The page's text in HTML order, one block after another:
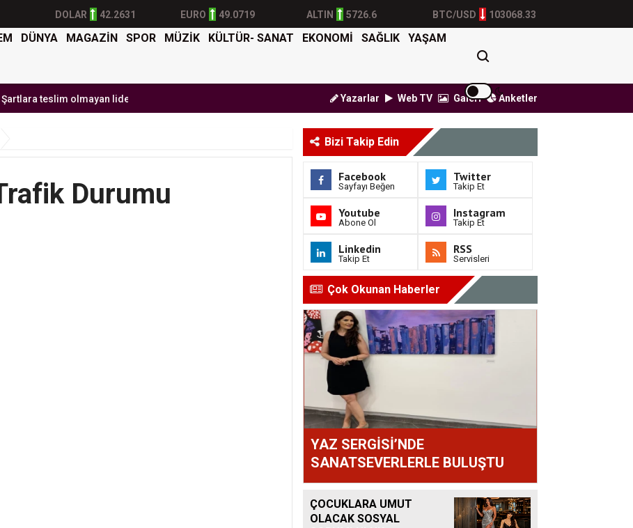
DOLAR 42.2631 EURO 49.0719 ALTIN 5726.6 BTC/USD 103068.33
DÜNYA MAGAZİN SPOR MÜZİK KÜLTÜR- SANAT EKONOMİ SAĞLIK YAŞAM
teslim olmayan lider' Burak Yılmaz'dan Mehmet Ekici'ye gel çağrısı BTK Siber Ordu Yarışması sona erdi Apple'ın gelirleri arttı
Yazarlar Web TV Galeri Anketler
Durumu
Bizi Takip Edin
Facebook
Sayfayı Beğen
Twitter
Takip Et
Youtube
Abone Ol
Instagram
Takip Et
Linkedin
Takip Et
RSS
Servisleri
Çok Okunan Haberler
YAZ SERGİSİ’NDE
SANATSEVERLERLE BULUŞTU
ÇOCUKLARA UMUT
OLACAK SOSYAL